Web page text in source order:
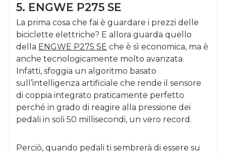
5. ENGWE P275 SE
La prima cosa che fai è guardare i prezzi delle
biciclette elettriche? E allora guarda quello
della ENGWE P275 SE che è sì economica, ma è
anche tecnologicamente molto avanzata.
Infatti, sfoggia un algoritmo basato
sull’intelligenza artificiale che rende il sensore
di coppia integrato praticamente perfetto
perché in grado di reagire alla pressione dei
pedali in soli 50 millisecondi, un vero record.
Perciò, quando pedali ti sembrerà di essere su